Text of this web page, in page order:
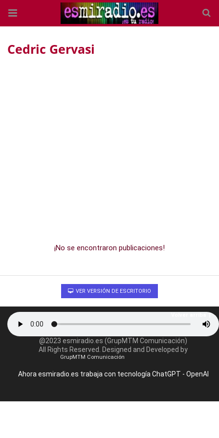
Cedric Gervasi
¡No se encontraron publicaciones!
VER VERSIÓN DE ESCRITORIO
@2023 esmiradio.es (GrupMTM Comunicación)
All Rights Reserved. Designed and Developed by
GrupMTM Comunicación
Ahora esmiradio.es trabaja con tecnología ChatGPT - OpenAI